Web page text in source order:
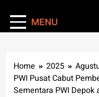
MENU
Home 2025
PWI Pusat Cabut
Sementara PWI Depok